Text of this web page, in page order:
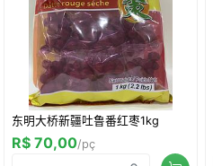
东明大桥新疆吐鲁番红枣1kg
R$ 70,00/pç